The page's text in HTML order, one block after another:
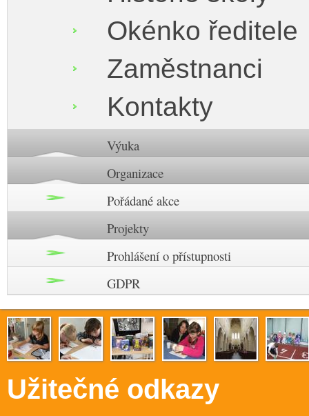
Okénko ředitele
Zaměstnanci
Kontakty
Výuka
Organizace
Pořádané akce
Projekty
Prohlášení o přístupnosti
GDPR
Užitečné odkazy